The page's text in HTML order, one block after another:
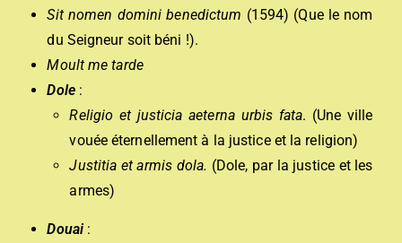
Sit nomen domini benedictum (1594) (Que le nom
du Seigneur soit béni !).
Moult me tarde
Dole :
Religio et justicia aeterna urbis fata. (Une ville
vouée éternellement à la justice et la religion)
Justitia et armis dola. (Dole, par la justice et les
armes)
Douai: